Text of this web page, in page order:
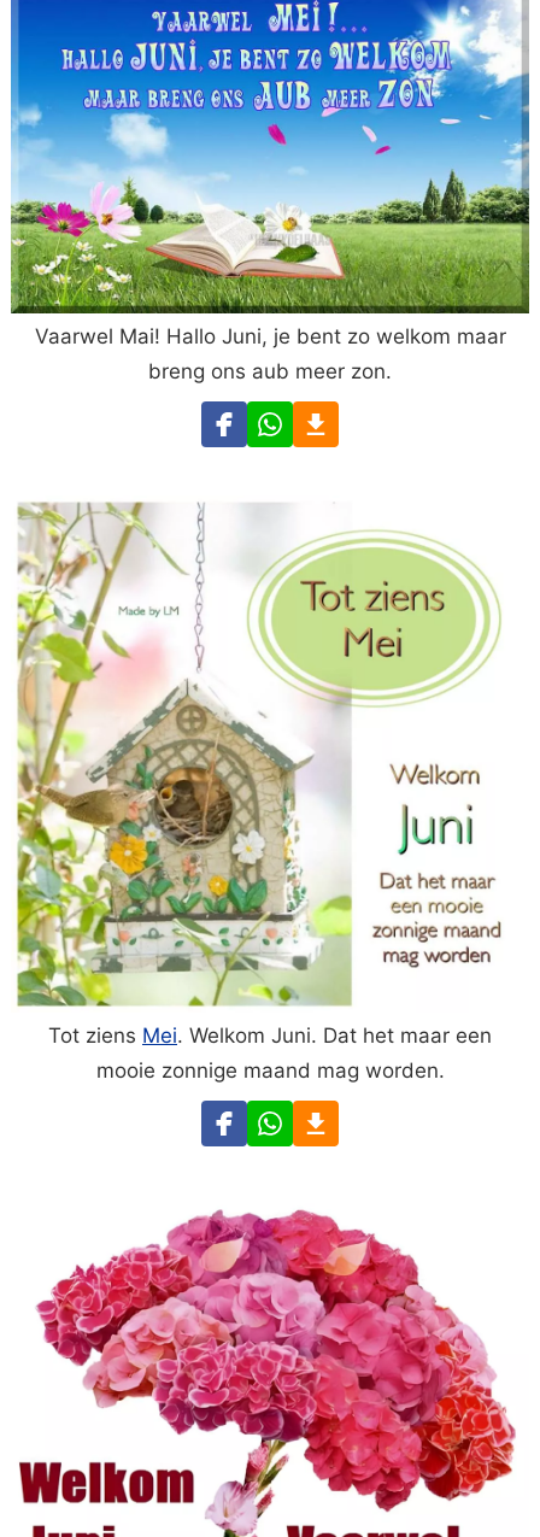
Vaarwel Mai! Hallo Juni, je bent zo welkom maar
breng ons aub meer zon.
Tot ziens Mei. Welkom Juni. Dat het maar een
mooie zonnige maand mag worden.